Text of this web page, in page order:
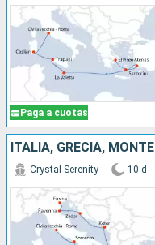
Paga a cuotas
ITALIA, GRECIA,
Crystal Serenity 10 d